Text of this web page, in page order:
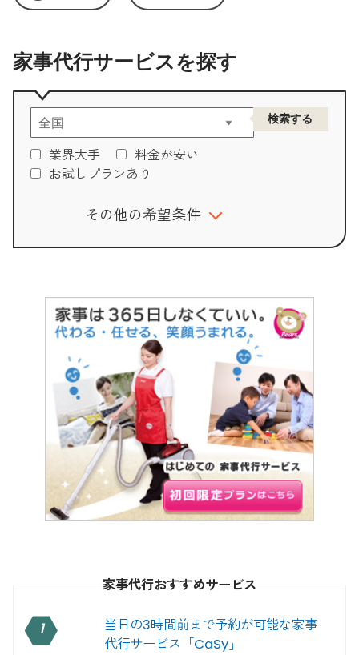
家事代行サービスを探す
業界大手
料金が安い
お試しプランあり
その他の希望条件
家事代行おすすめサービス
1
当日の3時間前まで予約が可能な家事
代行サービス「CaSy」